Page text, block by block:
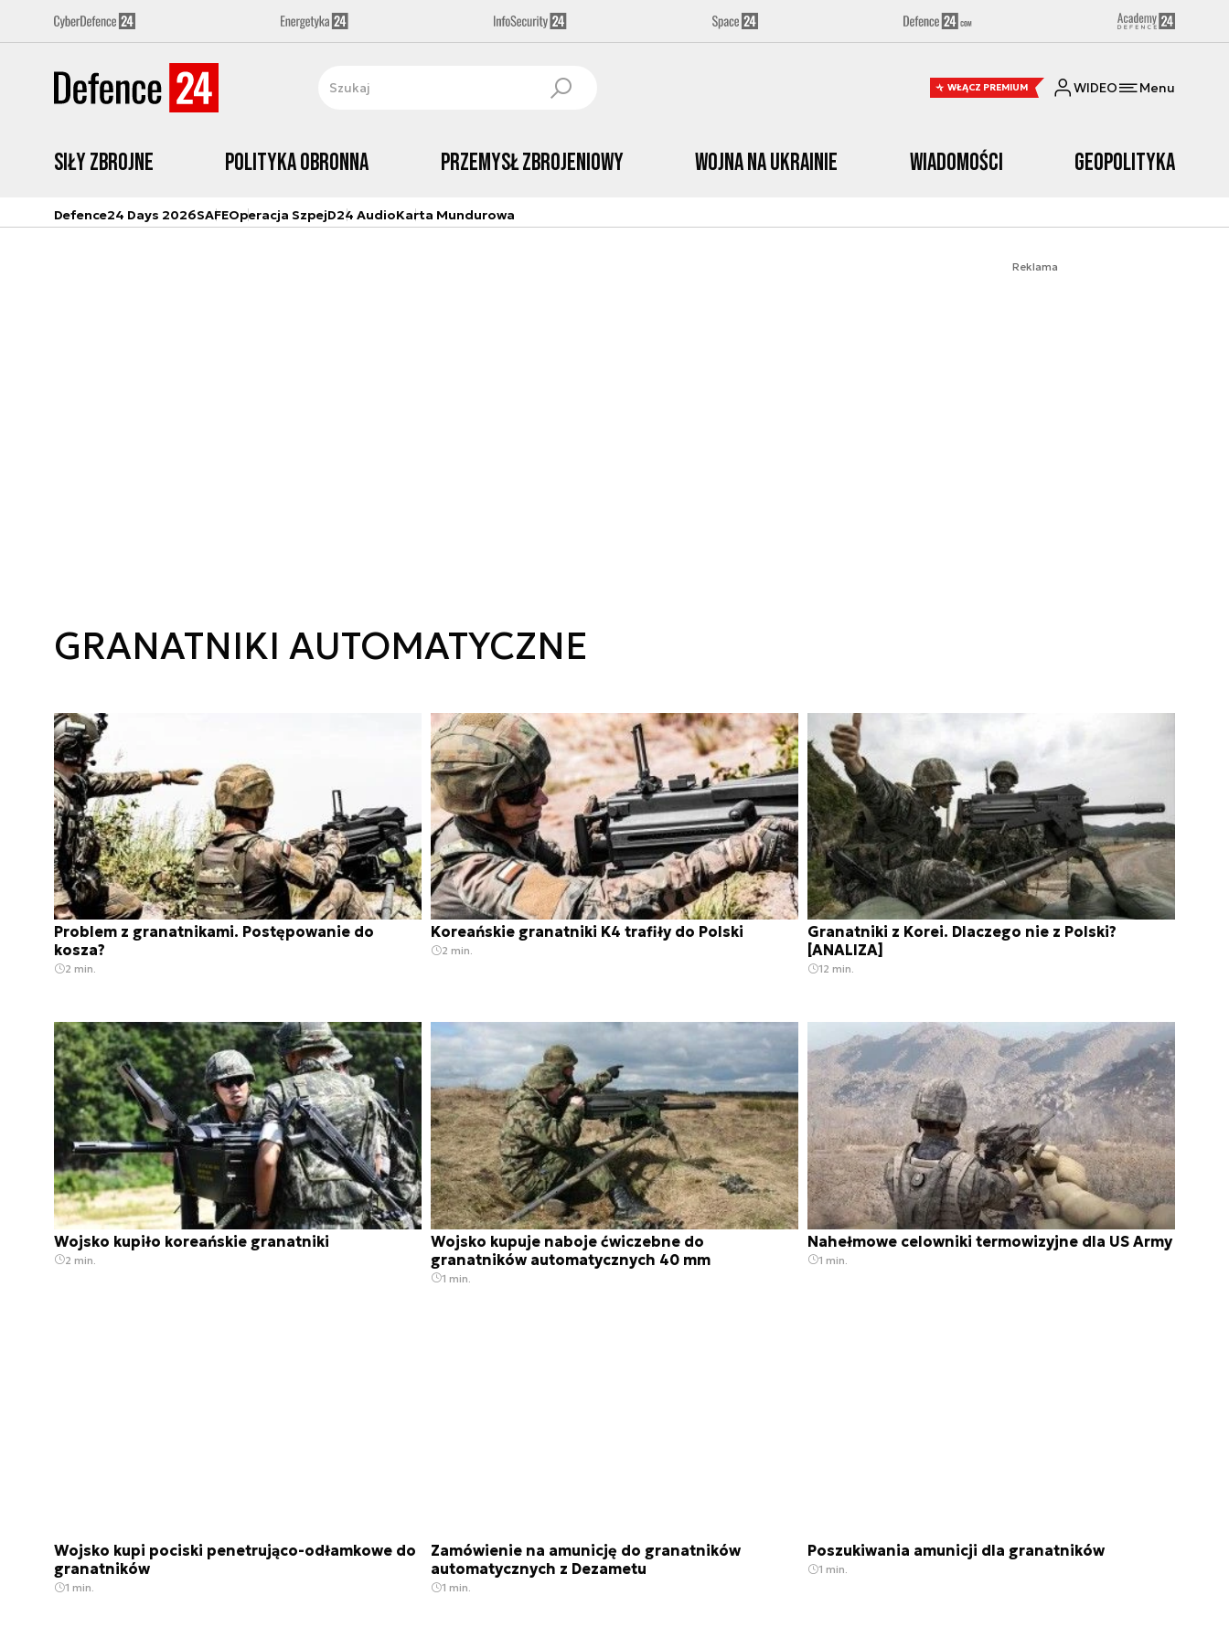
WŁĄCZ PREMIUM WIDEO Menu
Siły zbrojne Polityka obronna Przemysł Zbrojeniowy Wojna na Ukrainie Wiadomości Geopolityka
Defence24 Days 2026SAFEOperacja SzpejD24 AudioKarta Mundurowa
Reklama
GRANATNIKI AUTOMATYCZNE
Problem z granatnikami. Postępowanie do
kosza?
2 min.
Koreańskie granatniki K4 trafiły do Polski
2 min.
Granatniki z Korei. Dlaczego nie z Polski?
[ANALIZA]
12 min.
Wojsko kupiło koreańskie granatniki
2 min.
Wojsko kupuje naboje ćwiczebne do
granatników automatycznych 40 mm
1 min.
Nahełmowe celowniki termowizyjne dla US Army
1 min.
Wojsko kupi pociski penetrująco-odłamkowe do
granatników
1 min.
Zamówienie na amunicję do granatników
automatycznych z Dezametu
1 min.
Poszukiwania amunicji dla granatników
1 min.